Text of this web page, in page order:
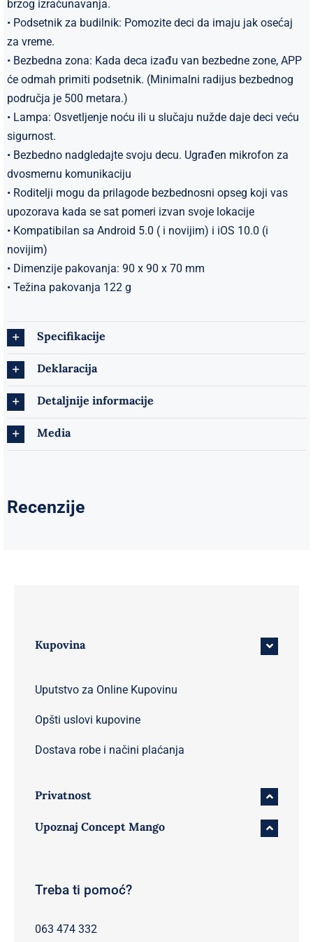
brzog izračunavanja.
• Podsetnik za budilnik: Pomozite deci da imaju jak osećaj
za vreme.
• Bezbedna zona: Kada deca izađu van bezbedne zone, APP
će odmah primiti podsetnik. (Minimalni radijus bezbednog
područja je 500 metara.)
• Lampa: Osvetljenje noću ili u slučaju nužde daje deci veću
sigurnost.
• Bezbedno nadgledajte svoju decu. Ugrađen mikrofon za
dvosmernu komunikaciju
• Roditelji mogu da prilagode bezbednosni opseg koji vas
upozorava kada se sat pomeri izvan svoje lokacije
• Kompatibilan sa Android 5.0 ( i novijim) i iOS 10.0 (i
novijim)
• Dimenzije pakovanja: 90 x 90 x 70 mm
• Težina pakovanja 122 g
Specifikacije
Deklaracija
Detaljnije informacije
Media
Recenzije
Kupovina
Uputstvo za Online Kupovinu
Opšti uslovi kupovine
Dostava robe i načini plaćanja
Privatnost
Upoznaj Concept Mango
Treba ti pomoć?
063 474 332